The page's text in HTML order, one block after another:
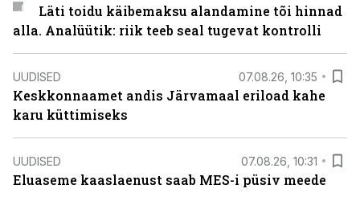
Läti toidu käibemaksu alandamine tõi hinnad
alla. Analüütik: riik teeb seal tugevat kontrolli
UUDISED 07.08.26, 10:35
Keskkonnaamet andis Järvamaal eriload kahe
karu küttimiseks
UUDISED 07.08.26, 10:31
Eluaseme kaaslaenust saab MES-i püsiv meede